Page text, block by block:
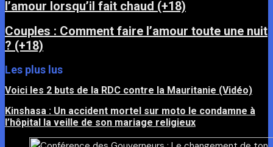
l’amour lorsqu’il fait chaud (+18)
Couples : Comment faire l’amour toute une nuit
? (+18)
Les plus lus
Voici les 2 buts de la RDC contre la Mauritanie (Vidéo)
Kinshasa : Un accident mortel sur moto le condamne à
l’hôpital la veille de son mariage religieux